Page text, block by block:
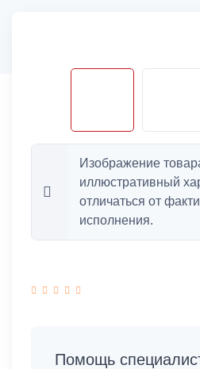
Изображение
иллюстративный
отличаться от
исполнения.
Помощь